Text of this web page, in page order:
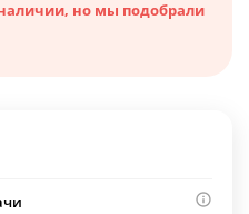
но мы подобрали